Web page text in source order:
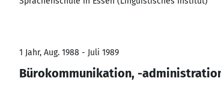
1 Jahr, Aug. 1988 - Juli 1989
Bürokommunikation, -